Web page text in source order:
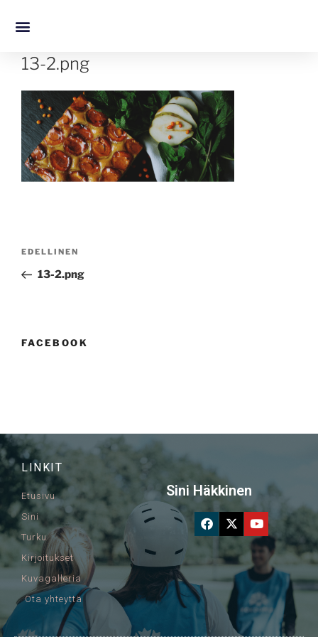
13-2.png
EDELLINEN
13-2.png
FACEBOOK
LINKIT
Etusivu
Sini
Turku
Kirjoitukset
Kuvagalleria
Ota yhteyttä
Sini Häkkinen